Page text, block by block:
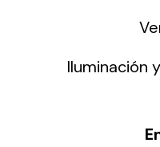
Iluminación